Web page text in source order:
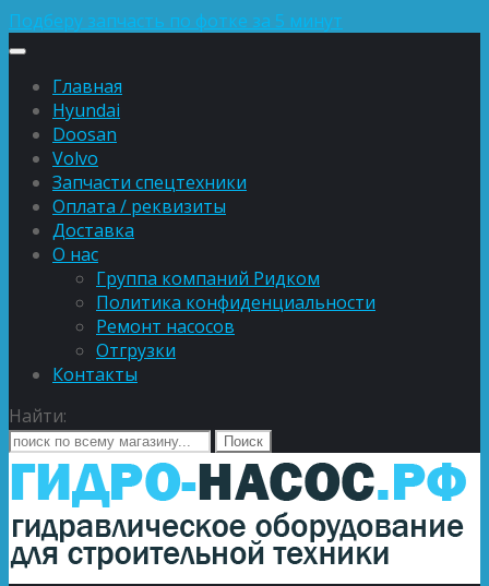
Подберу запчасть по фотке за 5 минут
Главная
Hyundai
Doosan
Volvo
Запчасти спецтехники
Оплата / реквизиты
Доставка
О нас
Группа компаний Ридком
Политика конфиденциальности
Ремонт насосов
Отгрузки
Контакты
Найти: